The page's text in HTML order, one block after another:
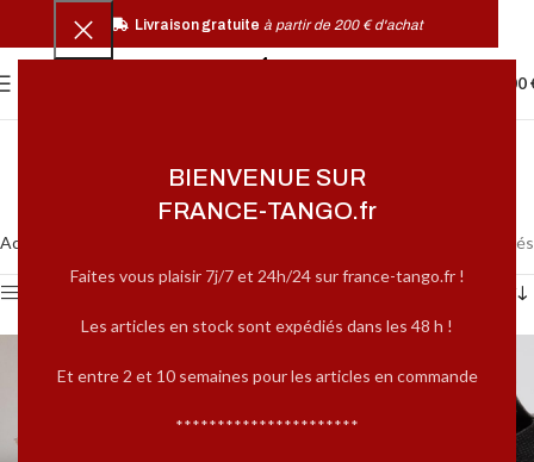
BIENVENUE SUR
FRANCE-TANGO.fr
Faites vous plaisir 7j/7 et 24h/24 sur france-tango.fr !
Les articles en stock sont expédiés dans les 48 h !
Et entre 2 et 10 semaines pour les articles en commande
**********************
0,00
Accueil 7 résultats affichés
Livraison gratuite à partir de 200 € d'achat